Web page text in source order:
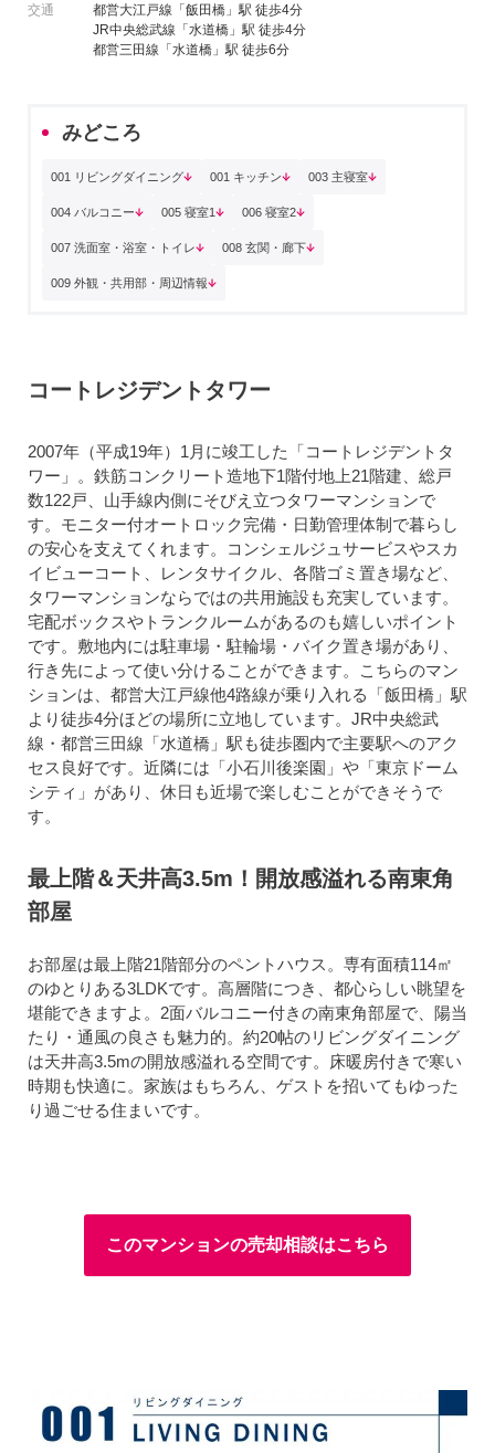
交通
都営大江戸線「飯田橋」駅 徒歩4分
JR中央総武線「水道橋」駅 徒歩4分
都営三田線「水道橋」駅 徒歩6分
みどころ
001 リビングダイニング 001 キッチン 003 主寝室
004 バルコニー 005 寝室1 006 寝室2
007 洗面室・浴室・トイレ 008 玄関・廊下
009 外観・共用部・周辺情報
コートレジデントタワー
2007年（平成19年）1月に竣工した「コートレジデントタ
ワー」。鉄筋コンクリート造地下1階付地上21階建、総戸
数122戸、山手線内側にそびえ立つタワーマンションで
す。モニター付オートロック完備・日勤管理体制で暮らし
の安心を支えてくれます。コンシェルジュサービスやスカ
イビューコート、レンタサイクル、各階ゴミ置き場など、
タワーマンションならではの共用施設も充実しています。
宅配ボックスやトランクルームがあるのも嬉しいポイント
です。敷地内には駐車場・駐輪場・バイク置き場があり、
行き先によって使い分けることができます。こちらのマン
ションは、都営大江戸線他4路線が乗り入れる「飯田橋」駅
より徒歩4分ほどの場所に立地しています。JR中央総武
線・都営三田線「水道橋」駅も徒歩圏内で主要駅へのアク
セス良好です。近隣には「小石川後楽園」や「東京ドーム
シティ」があり、休日も近場で楽しむことができそうで
す。
最上階＆天井高3.5m！開放感溢れる南東角
部屋
お部屋は最上階21階部分のペントハウス。専有面積114㎡
のゆとりある3LDKです。高層階につき、都心らしい眺望を
堪能できますよ。2面バルコニー付きの南東角部屋で、陽当
たり・通風の良さも魅力的。約20帖のリビングダイニング
は天井高3.5mの開放感溢れる空間です。床暖房付きで寒い
時期も快適に。家族はもちろん、ゲストを招いてもゆった
り過ごせる住まいです。
このマンションの売却相談はこちら